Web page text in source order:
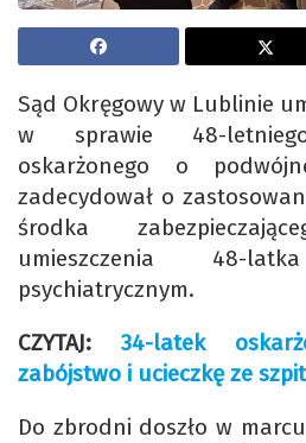
Sąd Okręgowy w Lublinie
w sprawie 48-
oskarżonego o
zadecydował o
środka
umieszczenia 48-
psychiatrycznym.
CZYTAJ: 34-latek
zabójstwo i ucieczkę ze
Do zbrodni doszło w